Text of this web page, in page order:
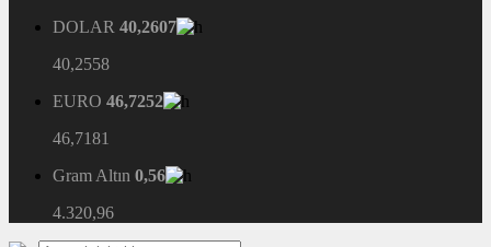
DOLAR 40,2607
40,2558
EURO 46,7252
46,7181
Gram Altın 0,56
4.320,96